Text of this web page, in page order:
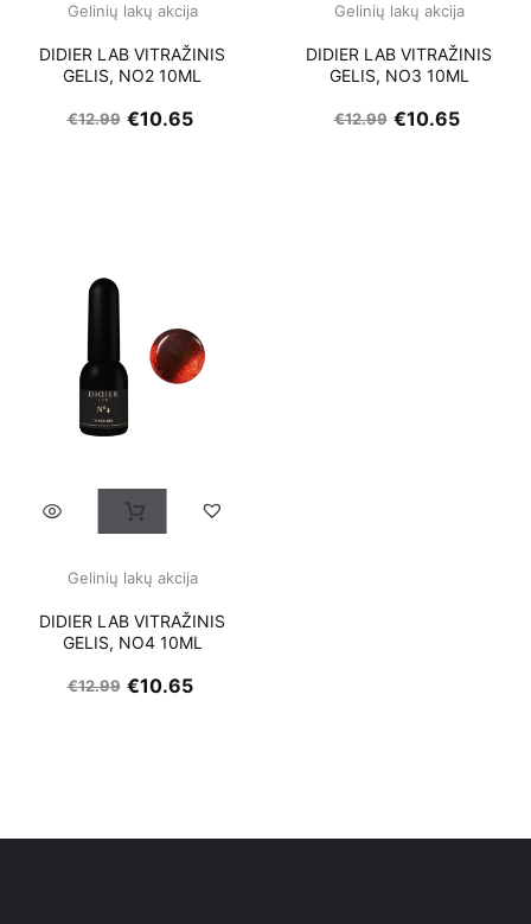
Gelinių lakų akcija
DIDIER LAB VITRAŽINIS
GELIS, NO2 10ML
€12.99 €10.65
Gelinių lakų akcija
DIDIER LAB VITRAŽINIS
GELIS, NO3 10ML
€12.99 €10.65
Gelinių lakų akcija
DIDIER LAB VITRAŽINIS
GELIS, NO4 10ML
€12.99 €10.65